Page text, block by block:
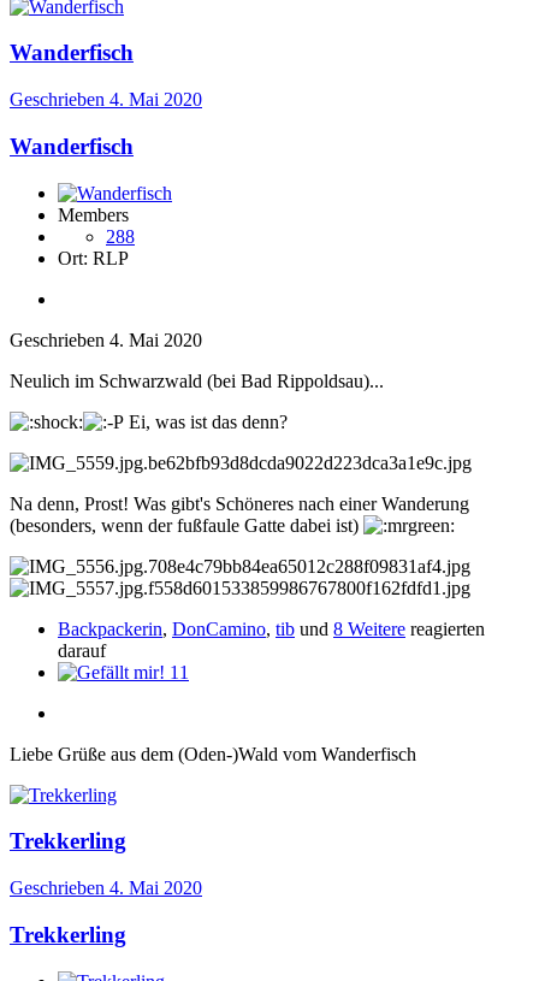
Wanderfisch
Geschrieben 4. Mai 2020
Wanderfisch
Members
288
Ort: RLP
Geschrieben 4. Mai 2020
Neulich im Schwarzwald (bei Bad Rippoldsau)...
Ei, was ist das denn?
Na denn, Prost! Was gibt's Schöneres nach einer Wanderung
(besonders, wenn der fußfaule Gatte dabei ist)
Backpackerin, DonCamino, tib und 8 Weitere reagierten
darauf
11
Liebe Grüße aus dem (Oden-)Wald vom Wanderfisch
Trekkerling
Geschrieben 4. Mai 2020
Trekkerling